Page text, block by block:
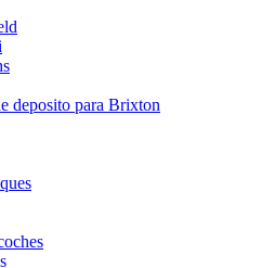
deposito para Brixton